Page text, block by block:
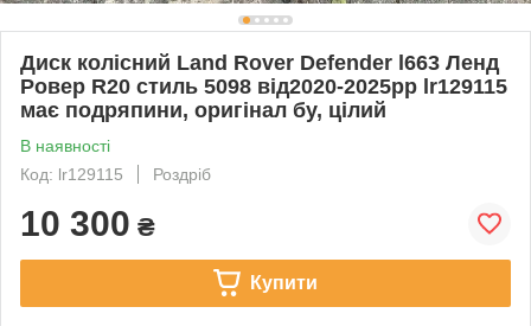
Диск колісний Land Rover Defender l663 Ленд
Ровер R20 стиль 5098 від2020-2025рр lr129115
має подряпини, оригінал бу, цілий
В наявності
Код: lr129115
Роздріб
10 300 ₴
Купити